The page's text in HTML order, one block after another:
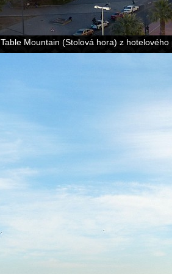
Table Mountain (Stolová hora) z hotelového